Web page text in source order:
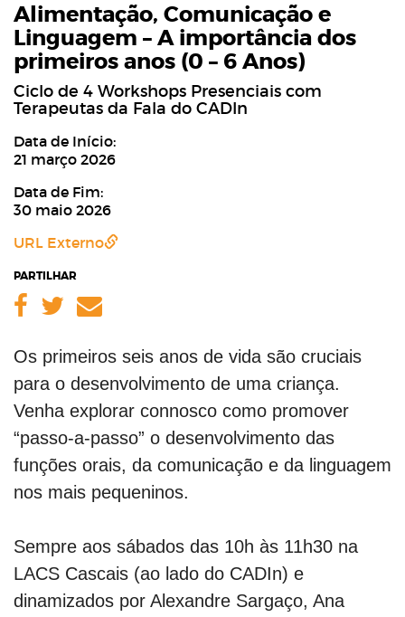
Alimentação, Comunicação e
Linguagem – A importância dos
primeiros anos (0 – 6 Anos)
Ciclo de 4 Workshops Presenciais com
Terapeutas da Fala do CADIn
Data de Início:
21 março 2026
Data de Fim:
30 maio 2026
URL Externo
PARTILHAR
Facebook
Twitter
Email
Os primeiros seis anos de vida são cruciais
para o desenvolvimento de uma criança.
Venha explorar connosco como promover
“passo-a-passo” o desenvolvimento das
funções orais, da comunicação e da linguagem
nos mais pequeninos.
Sempre aos sábados das 10h às 11h30 na
LACS Cascais (ao lado do CADIn) e
dinamizados por Alexandre Sargaço, Ana